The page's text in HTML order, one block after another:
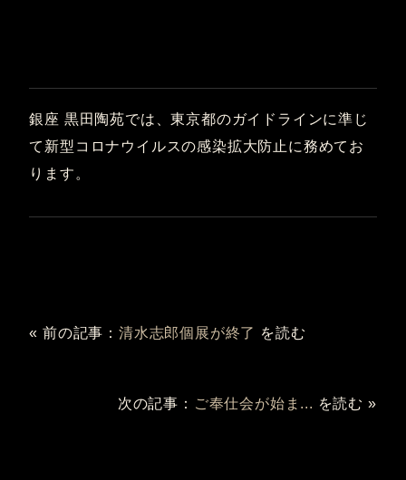
銀座 黒田陶苑では、東京都のガイドラインに準じ
て新型コロナウイルスの感染拡大防止に務めてお
ります。
« 前の記事：清水志郎個展が終了 を読む
次の記事： ご奉仕会が始ま... を読む »